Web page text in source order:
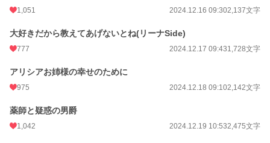
1,051 2024.12.16 09:302,137文字
大好きだから教えてあげないとね(リーナSide)
777 2024.12.17 09:431,728文字
アリシアお姉様の幸せのために
975 2024.12.18 09:102,142文字
薬師と疑惑の男爵
1,042 2024.12.19 10:532,475文字